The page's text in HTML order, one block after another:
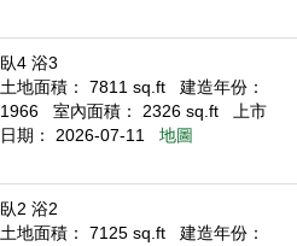
臥4 浴3
土地面積： 7811 sq.ft
建造年份：
1966
室內面積： 2326 sq.ft
上市
日期： 2026-07-11
地圖
臥2 浴2
土地面積： 7125 sq.ft
建造年份：